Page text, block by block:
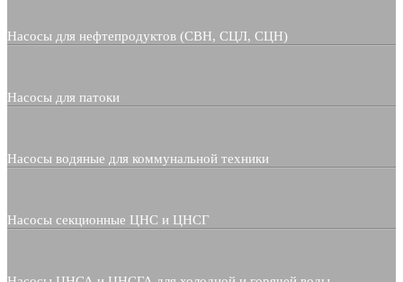
Насосы для нефтепродуктов (СВН, СЦЛ, СЦН)
Насосы для патоки
Насосы водяные для коммунальной техники
Насосы секционные ЦНС и ЦНСГ